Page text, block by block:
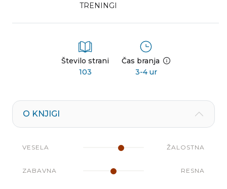
TRENINGI
Število strani
103
Čas branja
3-4 ur
O KNJIGI
VESELA ŽALOSTNA
ZABAVNA RESNA